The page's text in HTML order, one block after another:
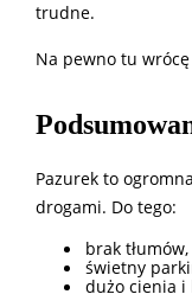
trudne.
Na pewno tu
Pazurek to
drogami. Do tego:
brak tłumów,
świetny
dużo cienia i